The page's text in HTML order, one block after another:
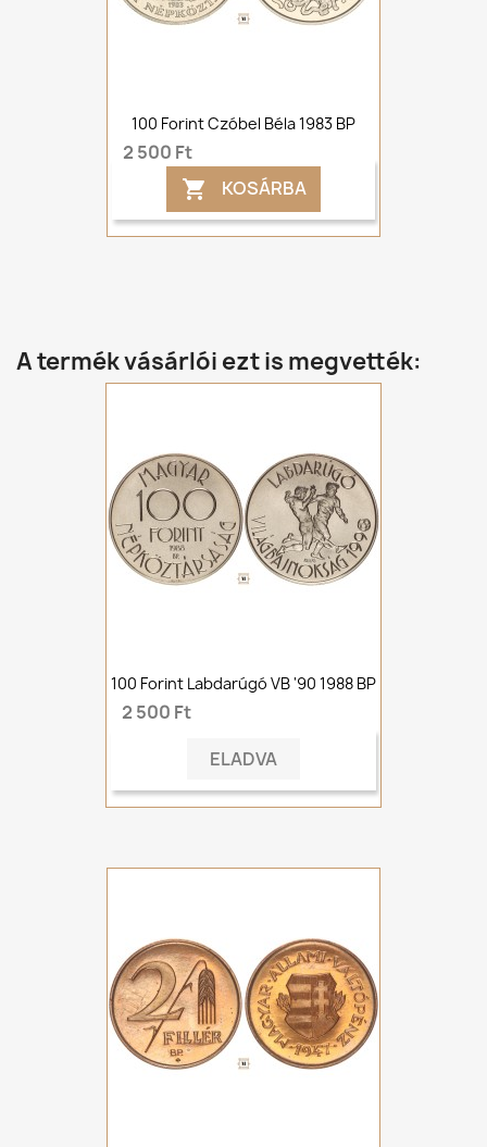
100 Forint Czóbel Béla 1983 BP
2 500 Ft
 KOSÁRBA
A termék vásárlói ezt is megvették:
100 Forint Labdarúgó VB '90 1988 BP
2 500 Ft
ELADVA